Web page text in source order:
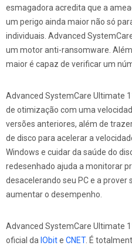
esmagadora acredita que a
um perigo ainda maior não só
individuais. Advanced
um motor anti-ransomware.
maior é capaz de verificar um
Advanced SystemCare Ultimate
de otimização com uma
versões anteriores, além de
de disco para acelerar a
Windows e cuidar da saúde do
redesenhado ajuda a monitorar
desacelerando seu PC e a
aumentar o desempenho.
Advanced SystemCare Ultimate
oficial da IObite CNET. É